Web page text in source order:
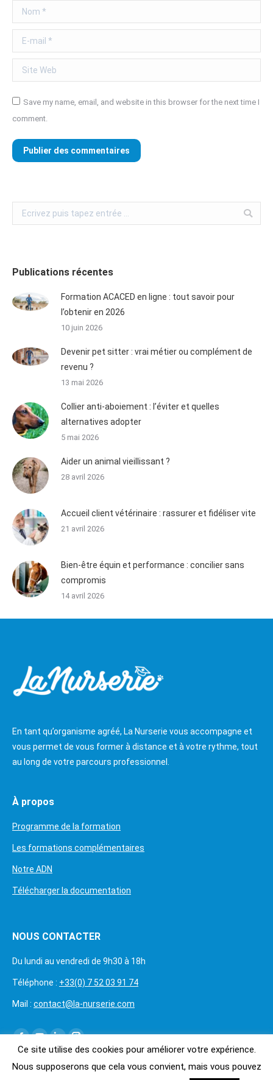
Nom *
E-mail *
Site Web
Save my name, email, and website in this browser for the next time I
comment.
Publier des commentaires
Publications récentes
Formation ACACED en ligne : tout savoir pour
l’obtenir en 2026
10 juin 2026
Devenir pet sitter : vrai métier ou complément de
revenu ?
13 mai 2026
Collier anti-aboiement : l’éviter et quelles
alternatives adopter
5 mai 2026
Aider un animal vieillissant ?
28 avril 2026
Accueil client vétérinaire : rassurer et fidéliser vite
21 avril 2026
Bien-être équin et performance : concilier sans
compromis
14 avril 2026
En tant qu’organisme agréé, La Nurserie vous accompagne et
vous permet de vous former à distance et à votre rythme, tout
au long de votre parcours professionnel.
À propos
Programme de la formation
Les formations complémentaires
Notre ADN
Télécharger la documentation
NOUS CONTACTER
Du lundi au vendredi de 9h30 à 18h
Téléphone : +33(0) 7 52 03 91 74
Mail : contact@la-nurserie.com
Trouvez nous sur :
Ce site utilise des cookies pour améliorer votre expérience.
Nous supposerons que cela vous convient, mais vous pouvez